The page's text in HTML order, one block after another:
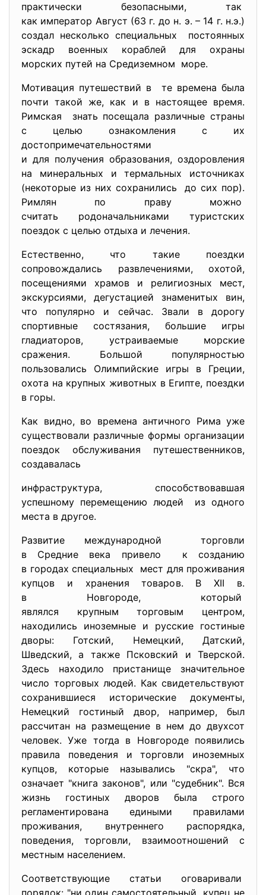
практически безопасными, так
как император Август (63 г. до н. э. – 14 г. н.э.)
создал несколько специальных постоянных
эскадр военных кораблей для охраны
морских путей на Средиземном море.
Мотивация путешествий в те времена была
почти такой же, как и в настоящее время.
Римская знать посещала различные страны
с целью ознакомления с их
достопримечательностями
и для получения образования, оздоровления
на минеральных и термальных источниках
(некоторые из них сохранились до сих пор).
Римлян по праву можно
считать родоначальниками туристских
поездок с целью отдыха и лечения.
Естественно, что такие поездки
сопровождались развлечениями, охотой,
посещениями храмов и религиозных мест,
экскурсиями, дегустацией знаменитых вин,
что популярно и сейчас. Звали в дорогу
спортивные состязания, большие игры
гладиаторов, устраиваемые морские
сражения. Большой популярностью
пользовались Олимпийские игры в Греции,
охота на крупных животных в Египте, поездки
в горы.
Как видно, во времена античного Рима уже
существовали различные формы организации
поездок обслуживания путешественников,
создавалась
инфраструктура, способствовавшая
успешному перемещению людей из одного
места в другое.
Развитие международной торговли
в Средние века привело к созданию
в городах специальных мест для проживания
купцов и хранения товаров. В XII в.
в Новгороде, который
являлся крупным торговым центром,
находились иноземные и русские гостиные
дворы: Готский, Немецкий, Датский,
Шведский, а также Псковский и Тверской.
Здесь находило пристанище значительное
число торговых людей. Как свидетельствуют
сохранившиеся исторические документы,
Немецкий гостиный двор, например, был
рассчитан на размещение в нем до двухсот
человек. Уже тогда в Новгороде появились
правила поведения и торговли иноземных
купцов, которые назывались "скра", что
означает "книга законов", или "судебник". Вся
жизнь гостиных дворов была строго
регламентирована едиными правилами
проживания, внутреннего распорядка,
поведения, торговли, взаимоотношений с
местным населением.
Соответствующие статьи оговаривали
порядок: "ни один самостоятельный купец не